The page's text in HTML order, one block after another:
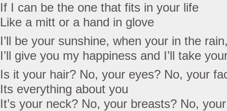
If I can be the one that fits in your life
Like a mitt or a hand in glove
I’ll be your sunshine, when your in the
I’ll give you my happiness and I’ll take
Is it your hair? No, your eyes? No, your
Its everything about you
It’s your neck? No, your breasts? No,